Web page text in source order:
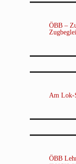
ÖBB –
Am Lok-
ÖBB